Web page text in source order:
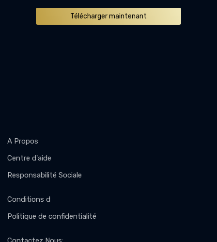
Télécharger maintenant
A Propos
Centre d'aide
Responsabilité Sociale
Conditions d
Politique de confidentialité